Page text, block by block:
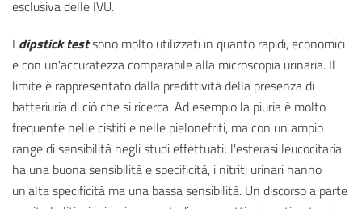
esclusiva delle IVU.
I dipstick testsono molto utilizzati in quanto rapidi, economici
e con un'accuratezza comparabile alla microscopia urinaria. Il
limite è rappresentato dalla predittività della presenza di
batteriuria di ciò che si ricerca. Ad esempio la piuria è molto
frequente nelle cistiti e nelle pielonefriti, ma con un ampio
range di sensibilità negli studi effettuati; l'esterasi leucocitaria
ha una buona sensibilità e specificità, i nitriti urinari hanno
un'alta specificità ma una bassa sensibilità. Un discorso a parte